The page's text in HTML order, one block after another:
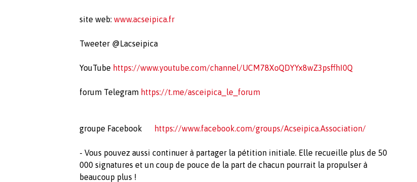
site web: www.acseipica.fr
Tweeter @Lacseipica
YouTube https://www.youtube.com/channel/UCM78XoQDYYx8wZ3psffhI0Q
forum Telegram https://t.me/asceipica_le_forum
groupe Facebook https://www.facebook.com/groups/Acseipica.Association/
- Vous pouvez aussi continuer à partager la pétition initiale. Elle recueille plus de 50
000 signatures et un coup de pouce de la part de chacun pourrait la propulser à
beaucoup plus !